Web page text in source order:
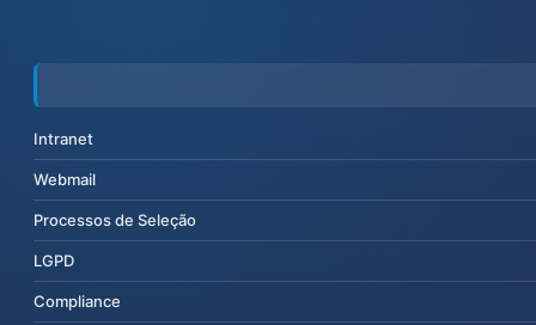
Intranet
Webmail
Processos de Seleção
LGPD
Compliance